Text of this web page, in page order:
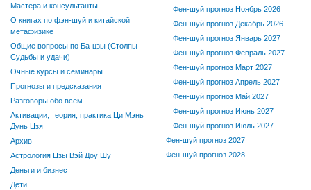
Мастера и консультанты
О книгах по фэн-шуй и китайской
метафизике
Общие вопросы по Ба-цзы (Столпы
Судьбы и удачи)
Очные курсы и семинары
Прогнозы и предсказания
Разговоры обо всем
Активации, теория, практика Ци Мэнь
Дунь Цзя
Архив
Астрология Цзы Вэй Доу Шу
Деньги и бизнес
Дети
Фен-шуй прогноз Ноябрь 2026
Фен-шуй прогноз Декабрь 2026
Фен-шуй прогноз Январь 2027
Фен-шуй прогноз Февраль 2027
Фен-шуй прогноз Март 2027
Фен-шуй прогноз Апрель 2027
Фен-шуй прогноз Май 2027
Фен-шуй прогноз Июнь 2027
Фен-шуй прогноз Июль 2027
Фен-шуй прогноз 2027
Фен-шуй прогноз 2028